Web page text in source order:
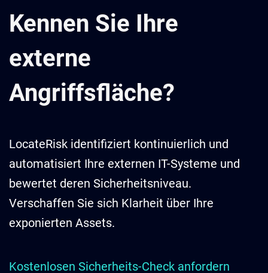
Kennen Sie Ihre
externe
Angriffsfläche?
LocateRisk identifiziert kontinuierlich und
automatisiert Ihre externen IT-Systeme und
bewertet deren Sicherheitsniveau.
Verschaffen Sie sich Klarheit über Ihre
exponierten Assets.
Kostenlosen Sicherheits-Check anfordern